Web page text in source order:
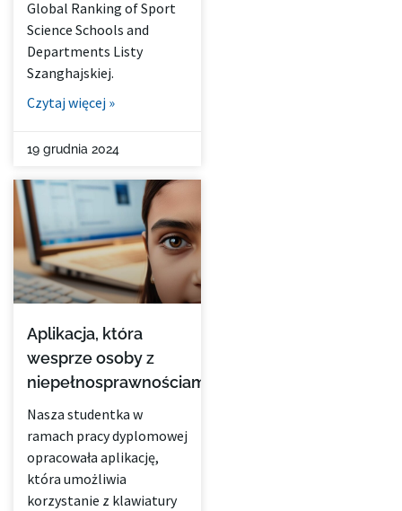
Global Ranking of Sport
Science Schools and
Departments Listy
Szanghajskiej.
Czytaj więcej »
19 grudnia 2024
Aplikacja, która
wesprze osoby z
niepełnosprawnościami
Nasza studentka w
ramach pracy dyplomowej
opracowała aplikację,
która umożliwia
korzystanie z klawiatury